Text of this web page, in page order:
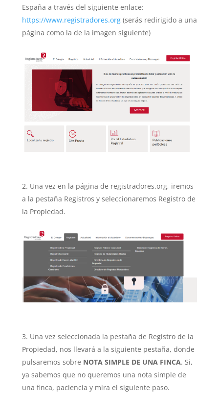
España a través del siguiente enlace:
https://www.registradores.org(serás redirigido a una
página como la de la imagen siguiente)
Una vez en la página de registradores.org, iremos
a la pestaña Registros y seleccionaremos Registro de
la Propiedad.
Una vez seleccionada la pestaña de Registro de la
Propiedad, nos llevará a la siguiente pestaña, donde
pulsaremos sobre NOTA SIMPLE DE UNA FINCA. Si,
ya sabemos que no queremos una nota simple de
una finca, paciencia y mira el siguiente paso.